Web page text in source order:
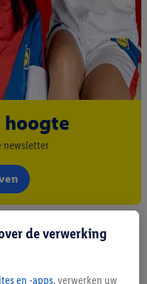
newsletter
de verwerking
en -apps, verwerken uw